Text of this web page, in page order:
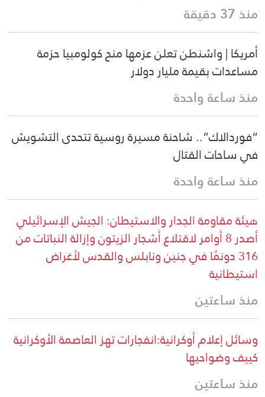
منذ 37 دقيقة
أمريكا | واشنطن تعلن عزمها منح كولومبيا حزمة
مساعدات بقيمة مليار دولار
منذ ساعة واحدة
“فوردالاك”.. شاحنة مسيرة روسية تتحدى التشويش
في ساحات القتال
منذ ساعة واحدة
هيئة مقاومة الجدار والاستيطان: الجيش الإسرائيلي
أصدر 8 أوامر لاقتلاع أشجار الزيتون وإزالة النباتات من
316 دونمًا في جنين ونابلس والقدس لأغراض
استيطانية
منذ ساعتين
وسائل إعلام أوكرانية:انفجارات تهز العاصمة الأوكرانية
كييف وضواحيها
منذ ساعتين